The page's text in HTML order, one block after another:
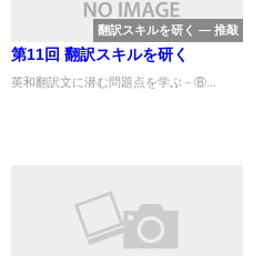
翻訳スキルを研く ― 推敲
第11回 翻訳スキルを研く
英和翻訳文に潜む問題点を学ぶ－⑧...